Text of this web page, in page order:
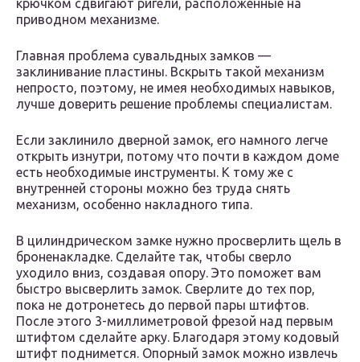
крючком сдвигают ригели, расположенные на
приводном механизме.
Главная проблема сувальдных замков —
заклинивание пластины. Вскрыть такой механизм
непросто, поэтому, не имея необходимых навыков,
лучше доверить решение проблемы специалистам.
Если заклинило дверной замок, его намного легче
открыть изнутри, потому что почти в каждом доме
есть необходимые инструменты. К тому же с
внутренней стороны можно без труда снять
механизм, особенно накладного типа.
В цилиндрическом замке нужно просверлить щель в
броненакладке. Сделайте так, чтобы сверло
уходило вниз, создавая опору. Это поможет вам
быстро высверлить замок. Сверлите до тех пор,
пока не дотронетесь до первой пары штифтов.
После этого 3-миллиметровой фрезой над первым
штифтом сделайте арку. Благодаря этому кодовый
штифт поднимется. Опорный замок можно извлечь